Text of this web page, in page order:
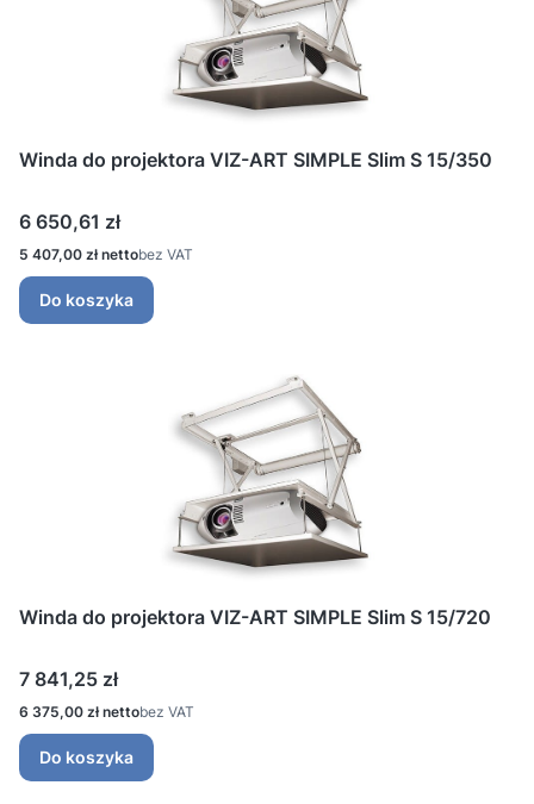
Winda do projektora VIZ-ART SIMPLE Slim S 15/350
Cena
6 650,61 zł
Cena
5 407,00 zł bez VAT
Do koszyka
Winda do projektora VIZ-ART SIMPLE Slim S 15/720
Cena
7 841,25 zł
Cena
6 375,00 zł bez VAT
Do koszyka